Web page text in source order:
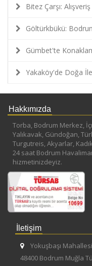
Bitez Çarşı:
Göltürkbükü:
Gümbet'te
Yakaköy'de Doğa
Hakkımızda
Torba, Bodrum Merkez,
Yalıkavak, Gündoğan,
Turgutreis, Akyarlar,
24 saat Bodrum
hizmetinizdeyiz.
İletişim
Yokuşbaşı
48400 Bodrum Muğla